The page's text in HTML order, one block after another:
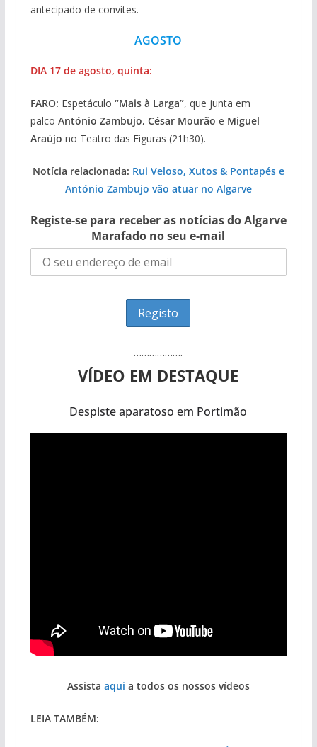
antecipado de convites.
AGOSTO
DIA 17 de agosto, quinta:
FARO: Espetáculo “Mais à Larga”, que junta em
palco António Zambujo, César Mourão e Miguel
Araújo no Teatro das Figuras (21h30).
Notícia relacionada: Rui Veloso, Xutos & Pontapés e
António Zambujo vão atuar no Algarve
Registe-se para receber as notícias do Algarve
Marafado no seu e-mail
……………….
VÍDEO EM DESTAQUE
Despiste aparatoso em Portimão
Assista aqui a todos os nossos vídeos
LEIA TAMBÉM: